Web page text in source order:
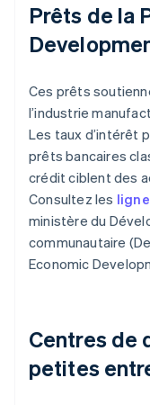
Prêts de la
Ces prêts
l’industrie
Les taux d’intérêt
prêts bancaires
crédit ciblent des
Consultez les
ministère du
communautaire
Economic
Centres de
petites